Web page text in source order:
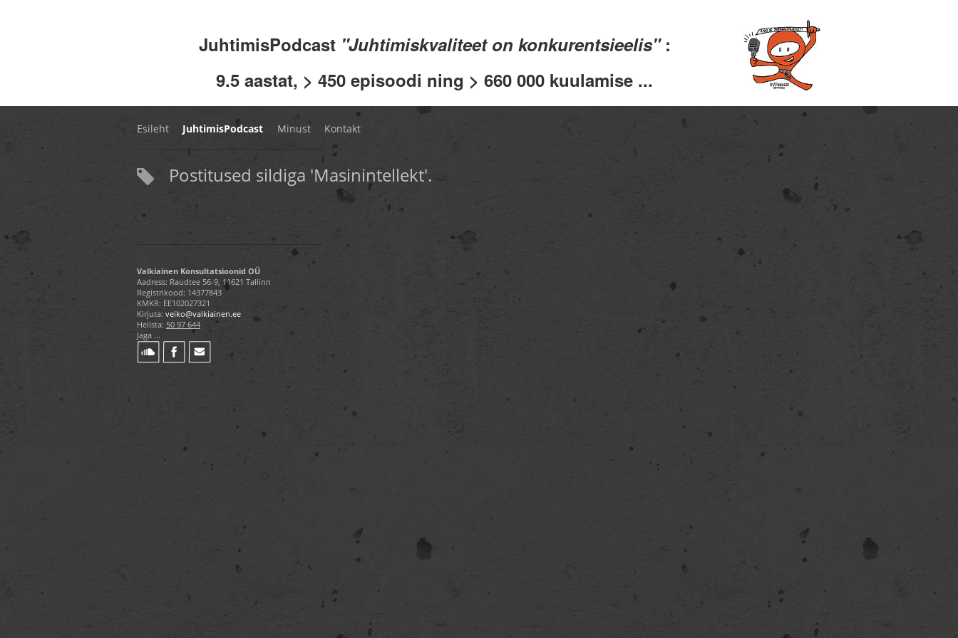
JuhtimisPodcast "Juhtimiskvaliteet on konkurentsieelis" :
9.5 aastat, > 450 episoodi ning > 660 000 kuulamise ...
Esileht JuhtimisPodcast Minust Kontakt
Postitused sildiga 'Masinintellekt'.
Valkiainen Konsultatsioonid OÜ
Aadress: Raudtee 56-9, 11621 Tallinn
Registrikood: 14377843
KMKR: EE102027321
Kirjuta: veiko@valkiainen.ee
Helista: 50 97 644
Jaga ...